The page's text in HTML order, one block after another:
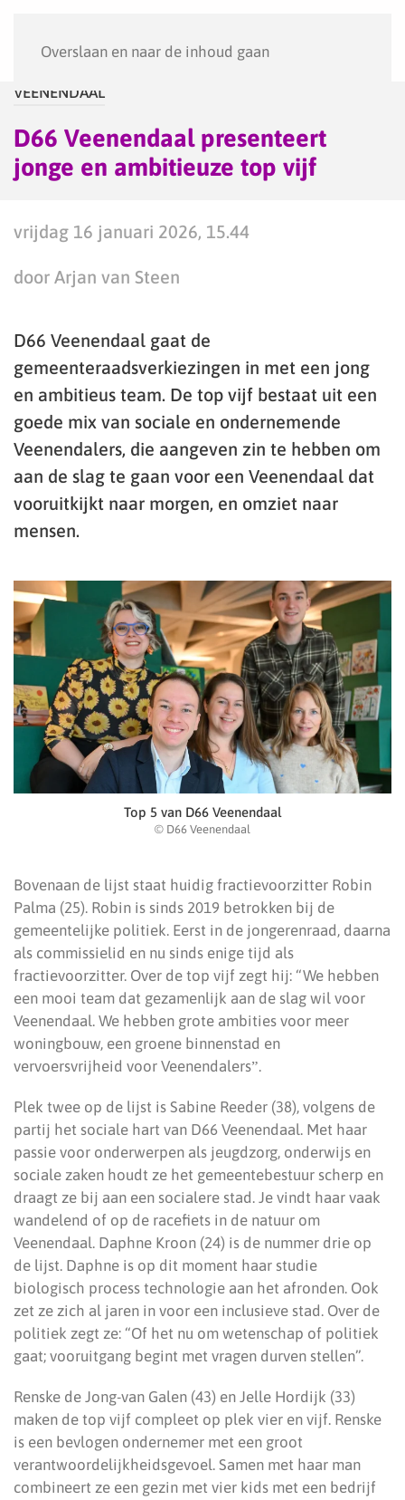
Overslaan en naar de inhoud gaan
VEENENDAAL
D66 Veenendaal presenteert
jonge en ambitieuze top vijf
vrijdag 16 januari 2026, 15.44
door Arjan van Steen
D66 Veenendaal gaat de
gemeenteraadsverkiezingen in met een jong
en ambitieus team. De top vijf bestaat uit een
goede mix van sociale en ondernemende
Veenendalers, die aangeven zin te hebben om
aan de slag te gaan voor een Veenendaal dat
vooruitkijkt naar morgen, en omziet naar
mensen.
Top 5 van D66 Veenendaal
© D66 Veenendaal
Bovenaan de lijst staat huidig fractievoorzitter Robin
Palma (25). Robin is sinds 2019 betrokken bij de
gemeentelijke politiek. Eerst in de jongerenraad, daarna
als commissielid en nu sinds enige tijd als
fractievoorzitter. Over de top vijf zegt hij: “We hebben
een mooi team dat gezamenlijk aan de slag wil voor
Veenendaal. We hebben grote ambities voor meer
woningbouw, een groene binnenstad en
vervoersvrijheid voor Veenendalersˮ.
Plek twee op de lijst is Sabine Reeder (38), volgens de
partij het sociale hart van D66 Veenendaal. Met haar
passie voor onderwerpen als jeugdzorg, onderwijs en
sociale zaken houdt ze het gemeentebestuur scherp en
draagt ze bij aan een socialere stad. Je vindt haar vaak
wandelend of op de racefiets in de natuur om
Veenendaal. Daphne Kroon (24) is de nummer drie op
de lijst. Daphne is op dit moment haar studie
biologisch process technologie aan het afronden. Ook
zet ze zich al jaren in voor een inclusieve stad. Over de
politiek zegt ze: “Of het nu om wetenschap of politiek
gaat; vooruitgang begint met vragen durven stellen”.
Renske de Jong-van Galen (43) en Jelle Hordijk (33)
maken de top vijf compleet op plek vier en vijf. Renske
is een bevlogen ondernemer met een groot
verantwoordelijkheidsgevoel. Samen met haar man
combineert ze een gezin met vier kids met een bedrijf